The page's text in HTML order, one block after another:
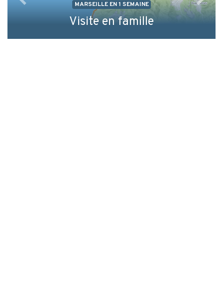
MARSEILLE EN 1 SEMAINE
Visite en famille
Précédent